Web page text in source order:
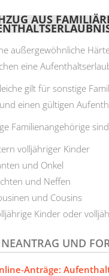
AUS
außergewöhnliche
eine
gilt für sonstige
einen gültigen
Familienangehörige
volljähriger Kinder
und Onkel
und Neffen
und Cousins
Kinder oder
UND
Anträge: